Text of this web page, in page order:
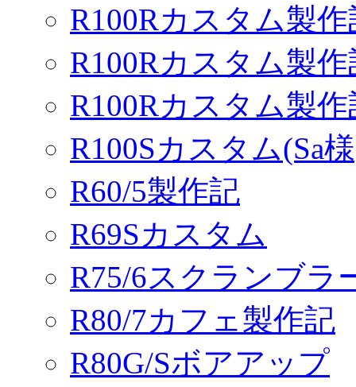
R100Rカスタム製作
R100Rカスタム製作
R100Rカスタム製
R100Sカスタム(Sa
R60/5製作記
R69Sカスタム
R75/6スクランブラ
R80/7カフェ製作記
R80G/Sボアアップ